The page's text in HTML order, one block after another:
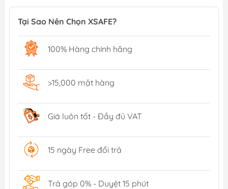
Tại Sao Nên Chọn XSAFE?
100% Hàng chính hãng
>15,000 mặt hàng
Giá luôn tốt - Đầy đủ VAT
15 ngày Free đổi trả
Trả góp 0% - Duyệt 15 phút